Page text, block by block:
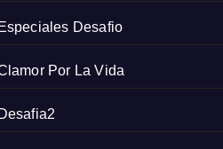
Especiales Desafio
Por La Vida
Desafia2